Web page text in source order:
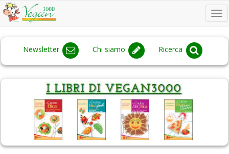
Newsletter Chi siamo Ricerca